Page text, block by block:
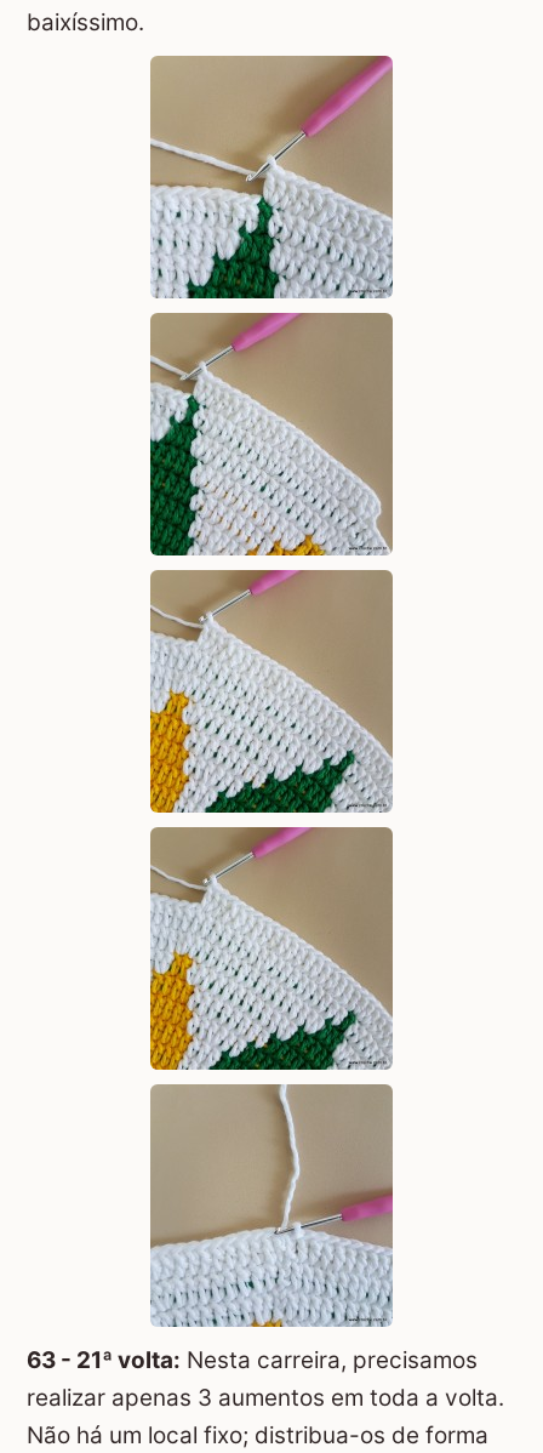
baixíssimo.
63 - 21ª volta: Nesta carreira, precisamos
realizar apenas 3 aumentos em toda a volta.
Não há um local fixo; distribua-os de forma